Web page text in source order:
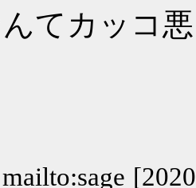
てカッコ
mailto:sage